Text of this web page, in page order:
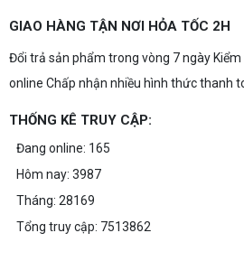
GIAO HÀNG TẬN NƠI HỎA TỐC 2H
Đổi trả sản phẩm trong vòng 7 ngày
online Chấp nhận nhiều hình thức thanh
THỐNG KÊ TRUY CẬP:
Đang online: 165
Hôm nay: 3987
Tháng: 28169
Tổng truy cập: 7513862